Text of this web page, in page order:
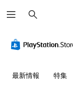
索
最新情報 特集